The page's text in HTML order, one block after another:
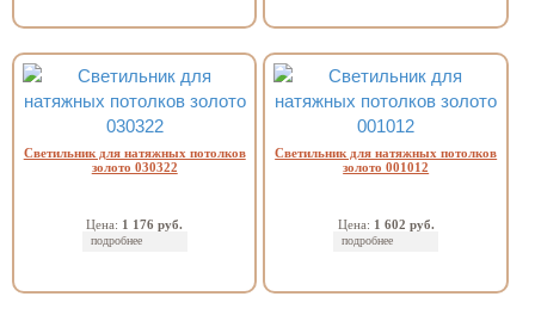
Светильник для натяжных потолков
золото 030322
Цена: 1 176 руб.
подробнее
Светильник для натяжных потолков
золото 001012
Цена: 1 602 руб.
подробнее